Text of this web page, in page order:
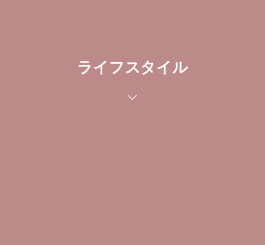
ライフスタイル